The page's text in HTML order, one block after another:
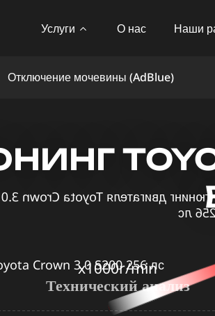
Услуги О нас Наши
Отключение мочевины (AdBlue)
x1000r/min
Технический анализ